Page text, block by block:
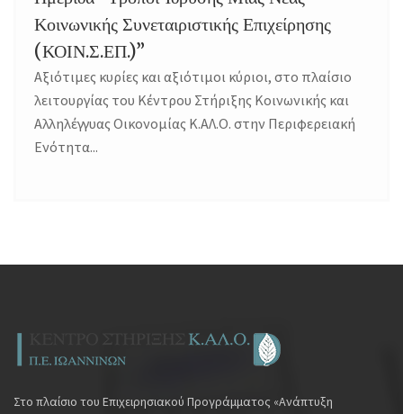
Κοινωνικής Συνεταιριστικής Επιχείρησης
(ΚΟΙΝ.Σ.ΕΠ.)”
Αξιότιμες κυρίες και αξιότιμοι κύριοι, στο πλαίσιο
λειτουργίας του Κέντρου Στήριξης Κοινωνικής και
Αλληλέγγυας Οικονομίας Κ.ΑΛ.Ο. στην Περιφερειακή
Ενότητα...
Στο πλαίσιο του Επιχειρησιακού Προγράμματος «Ανάπτυξη